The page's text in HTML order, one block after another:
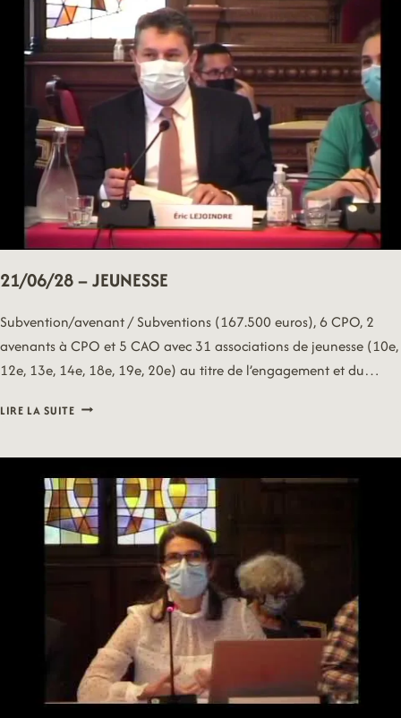
21/06/28 – JEUNESSE
Subvention/avenant / Subventions (167.500 euros), 6 CPO, 2
avenants à CPO et 5 CAO avec 31 associations de jeunesse (10e,
12e, 13e, 14e, 18e, 19e, 20e) au titre de l’engagement et du…
LIRE LA SUITE21/06/28